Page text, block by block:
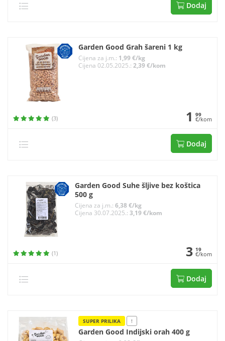
Dodaj
Garden Good Grah šareni 1 kg
Cijena za j.m.: 1,99 €/kg
Cijena 02.05.2025.: 2,39 €/kom
(3) 1 99
€/kom
Dodaj
Garden Good Suhe šljive bez koštica
500 g
Cijena za j.m.: 6,38 €/kg
Cijena 30.07.2025.: 3,19 €/kom
(1) 3 19
€/kom
Dodaj
SUPER PRILIKA !
Garden Good Indijski orah 400 g